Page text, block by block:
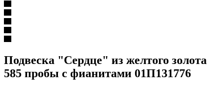
Подвеска "Сердце" из желтого золота
585 пробы с фианитами 01П131776